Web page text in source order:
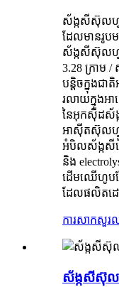
ស័ង្កសីស៊ុលហ្វ
ដែលមានរូបម
ស័ង្កសីស៊ុលហ្
3.28 ក្រាម
បន្តិចក្នុងជ
រលាយក្នុងអ
នៃអុកស៊ីដស័
អាស៊ីតស៊ុលហ្វួ
អំបិលស័ង្កសីផ្
និង
ដើមឈើហូបផ្
ដែលផលិតដ
ការសាកសួរ
ស័ង្កសីស៊ុល